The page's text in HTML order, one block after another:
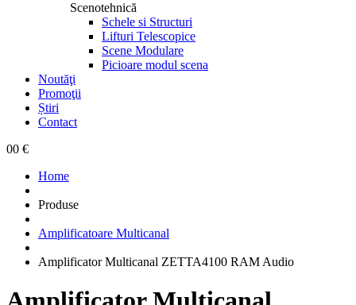
Scenotehnică
Schele si Structuri
Lifturi Telescopice
Scene Modulare
Picioare modul scena
Noutăţi
Promoţii
Știri
Contact
00 €
Home
Produse
Amplificatoare Multicanal
Amplificator Multicanal ZETTA4100 RAM Audio